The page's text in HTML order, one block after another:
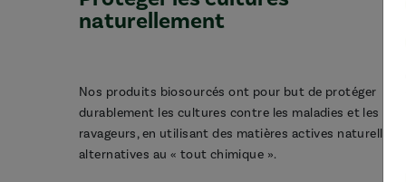
naturellement
Nos produits biosourcés ont pour but de protéger
durablement les cultures contre les maladies et les
ravageurs, en utilisant des matières actives naturelles,
alternatives au « tout chimique ».